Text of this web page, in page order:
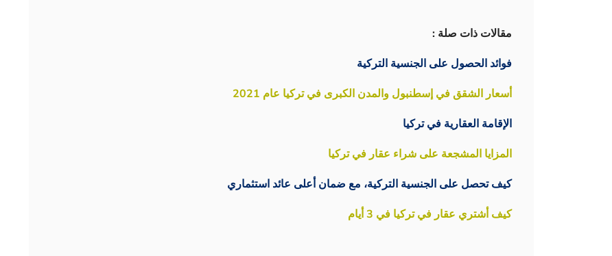
مقالات ذات صلة :
فوائد الحصول على الجنسية التركية
أسعار الشقق في إسطنبول والمدن الكبرى في تركيا عام 2021
الإقامة العقارية في تركيا
المزايا المشجعة على شراء عقار في تركيا
كيف تحصل على الجنسية التركية، مع ضمان أعلى عائد استثماري
كيف أشتري عقار في تركيا في 3 أيام